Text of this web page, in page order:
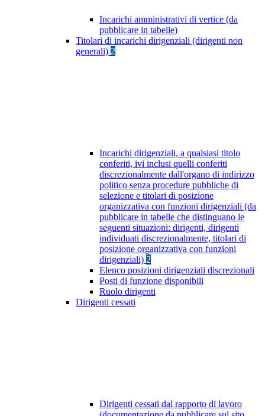
Incarichi amministrativi di vertice (da
pubblicare in tabelle)
Titolari di incarichi dirigenziali (dirigenti non
generali) 2
Incarichi dirigenziali, a qualsiasi titolo
conferiti, ivi inclusi quelli conferiti
discrezionalmente dall'organo di indirizzo
politico senza procedure pubbliche di
selezione e titolari di posizione
organizzativa con funzioni dirigenziali (da
pubblicare in tabelle che distinguano le
seguenti situazioni: dirigenti, dirigenti
individuati discrezionalmente, titolari di
posizione organizzativa con funzioni
dirigenziali) 2
Elenco posizioni dirigenziali discrezionali
Posti di funzione disponibili
Ruolo dirigenti
Dirigenti cessati
Dirigenti cessati dal rapporto di lavoro